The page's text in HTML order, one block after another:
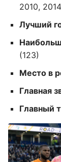
2010,
Лучший
(123)
Место в
Главная
Главный